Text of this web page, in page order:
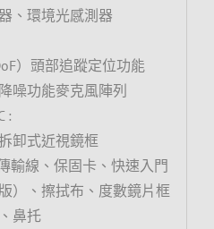
、環境光感測器
）頭部追蹤定位功能
噪功能麥克風陣列
:
卸式近視鏡框
輸線、保固卡、快速入門
）、擦拭布、度數鏡片框
鼻托